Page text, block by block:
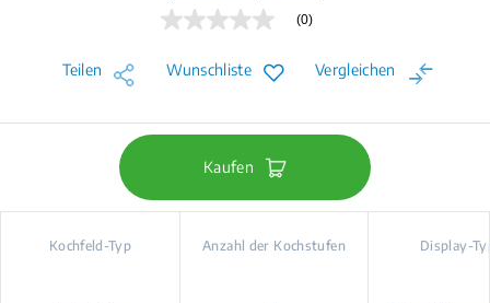
Kein
Link
auf
(0)
Teilen Wunschliste Vergleichen
Kaufen
Kochfeld-Typ Anzahl der Kochstufen Display-